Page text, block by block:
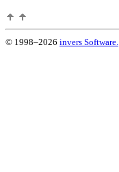
© 1998–2026 invers Software.